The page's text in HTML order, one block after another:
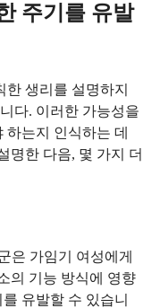
주기를 유발
생리를 설명하지
다. 이러한 가능성을
는지 인식하는 데
명한 다음, 몇 가지 더
은 가임기 여성에게
의 기능 방식에 영향
유발할 수 있습니